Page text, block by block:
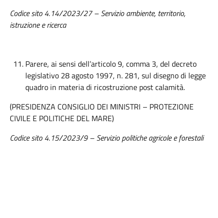
Codice sito 4.14/2023/27 – Servizio ambiente, territorio,
istruzione e ricerca
Parere, ai sensi dell’articolo 9, comma 3, del decreto
legislativo 28 agosto 1997, n. 281, sul disegno di legge
quadro in materia di ricostruzione post calamità.
(PRESIDENZA CONSIGLIO DEI MINISTRI – PROTEZIONE
CIVILE E POLITICHE DEL MARE)
Codice sito 4.15/2023/9 – Servizio politiche agricole e forestali